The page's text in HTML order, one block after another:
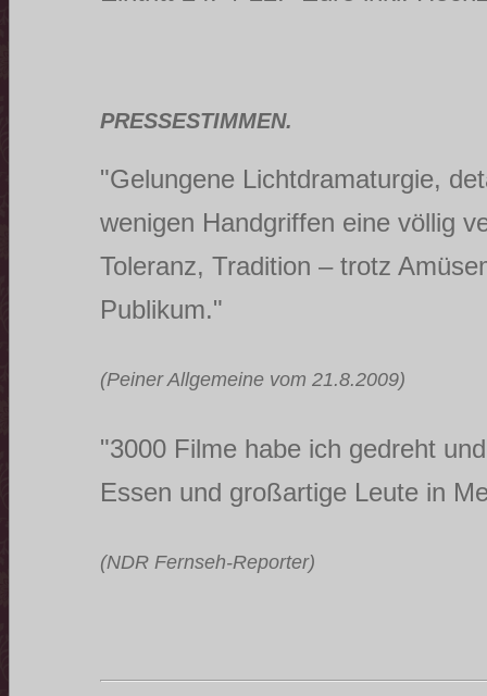
PRESSESTIMMEN.
"Gelungene Lichtdramaturgie,
wenigen Handgriffen eine völlig
Toleranz, Tradition – trotz
Publikum."
(Peiner Allgemeine vom 21.8.2009)
"3000 Filme habe ich gedreht
Essen und großartige Leute in
(NDR Fernseh-Reporter)